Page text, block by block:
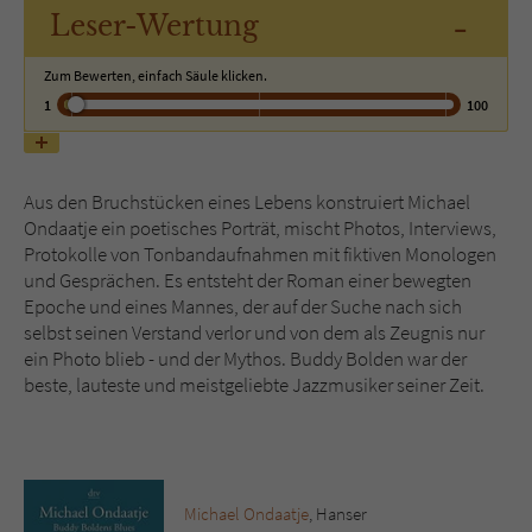
Leser-Wertung -
Zum Bewerten, einfach Säule klicken.
1
100
Aus den Bruchstücken eines Lebens konstruiert Michael
Ondaatje ein poetisches Porträt, mischt Photos, Interviews,
Protokolle von Tonbandaufnahmen mit fiktiven Monologen
und Gesprächen. Es entsteht der Roman einer bewegten
Epoche und eines Mannes, der auf der Suche nach sich
selbst seinen Verstand verlor und von dem als Zeugnis nur
ein Photo blieb - und der Mythos. Buddy Bolden war der
beste, lauteste und meistgeliebte Jazzmusiker seiner Zeit.
Michael Ondaatje, Hanser
Name tx_pwcomments_ahash
Anbieter Literatur-Couch Medien GmbH & Co. KG
Zweck Cookie für Kommentare einzelner Buchtitel
Name fe_typo_user
Anbieter Literatur-Couch Medien GmbH & Co. KG
Zweck
Benutzer. Es wird benötigt um z. B. den